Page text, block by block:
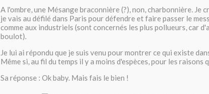
A l'ombre, une Mésange braconnière (?), non, charbonnière. Je
je vais au défilé dans Paris pour défendre et faire passer le
comme aux industriels (sont concernés les plus pollueurs, car
boulot).
Je lui ai répondu que je suis venu pour montrer ce qui existe
Même si, au fil du temps il y a moins d'espèces, pour les raisons
Sa réponse : Ok baby. Mais fais le bien !